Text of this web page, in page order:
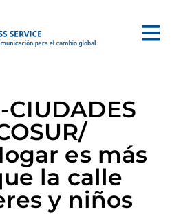
es más
la calle
y niños